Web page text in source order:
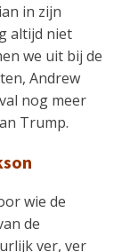
in zijn
altijd niet
we uit bij de
Andrew
nog meer
Trump.
wie de
de
ver, ver